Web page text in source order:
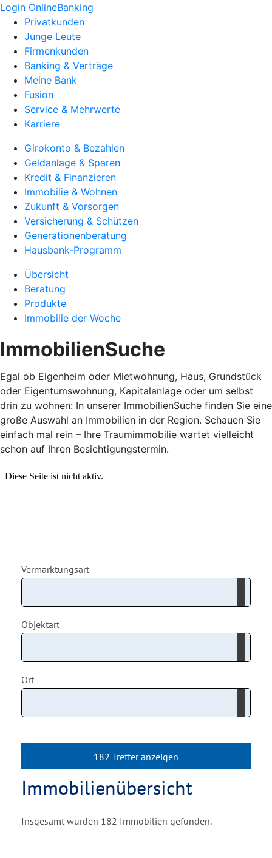
Login OnlineBanking
Privatkunden
Junge Leute
Firmenkunden
Banking & Verträge
Meine Bank
Fusion
Service & Mehrwerte
Karriere
Girokonto & Bezahlen
Geldanlage & Sparen
Kredit & Finanzieren
Immobilie & Wohnen
Zukunft & Vorsorgen
Versicherung & Schützen
Generationenberatung
Hausbank-Programm
Übersicht
Beratung
Produkte
Immobilie der Woche
ImmobilienSuche
Egal ob Eigenheim oder Mietwohnung, Haus, Grundstück
oder Eigentumswohnung, Kapitalanlage oder um selbst
drin zu wohnen: In unserer ImmobilienSuche finden Sie eine
große Auswahl an Immobilien in der Region. Schauen Sie
einfach mal rein – Ihre Traumimmobilie wartet vielleicht
schon auf Ihren Besichtigungstermin.